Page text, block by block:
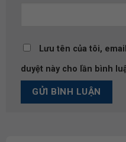
Lưu tên của tôi,
duyệt này cho lần bình